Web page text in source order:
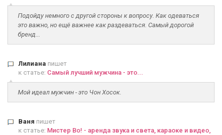
Подойду немного с другой стороны к вопросу. Как одеваться
это важно, но ещё важнее как раздеваться. Самый дорогой
бренд...
Лилиана пишет
к статье: Самый лучший мужчина - это...
Мой идеал мужчин - это Чон Хосок.
Ваня пишет
к статье: Мистер Во! - аренда звука и света, караоке и видео,